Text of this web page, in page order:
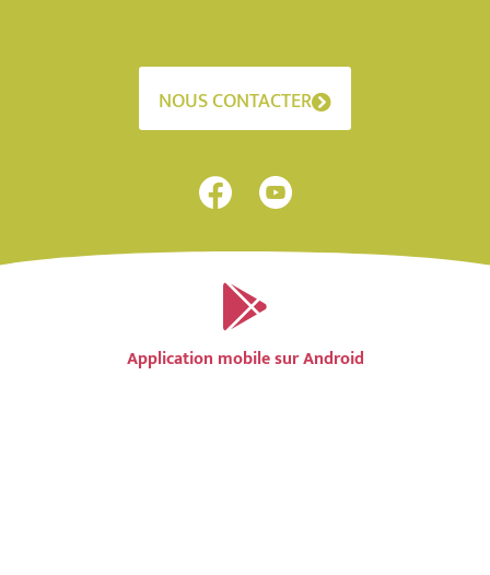
NOUS CONTACTER
Application mobile sur Android